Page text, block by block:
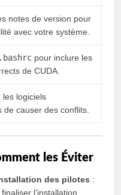
notes de version pour
avec votre système.
.bashrc pour inclure les
de CUDA.
les logiciels
de causer des conflits.
les Éviter
des pilotes :
l’installation.